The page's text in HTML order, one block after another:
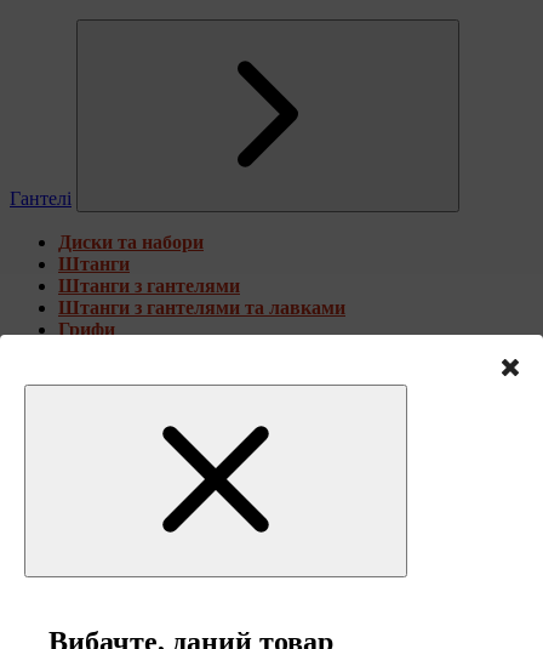
Гантелі
Диски та набори
Штанги
Штанги з гантелями
Штанги з гантелями та лавками
Грифи
Гантелі набірні композитні
Жилети обтяжувачі
Вибачте, даний товар